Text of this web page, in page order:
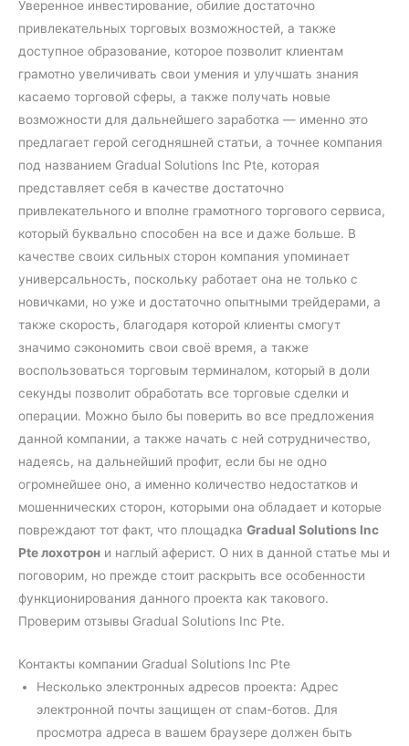
Уверенное инвестирование, обилие достаточно
привлекательных торговых возможностей, а также
доступное образование, которое позволит клиентам
грамотно увеличивать свои умения и улучшать знания
касаемо торговой сферы, а также получать новые
возможности для дальнейшего заработка — именно это
предлагает герой сегодняшней статьи, а точнее компания
под названием Gradual Solutions Inc Pte, которая
представляет себя в качестве достаточно
привлекательного и вполне грамотного торгового сервиса,
который буквально способен на все и даже больше. В
качестве своих сильных сторон компания упоминает
универсальность, поскольку работает она не только с
новичками, но уже и достаточно опытными трейдерами, а
также скорость, благодаря которой клиенты смогут
значимо сэкономить свои своё время, а также
воспользоваться торговым терминалом, который в доли
секунды позволит обработать все торговые сделки и
операции. Можно было бы поверить во все предложения
данной компании, а также начать с ней сотрудничество,
надеясь, на дальнейший профит, если бы не одно
огромнейшее оно, а именно количество недостатков и
мошеннических сторон, которыми она обладает и которые
повреждают тот факт, что площадка Gradual Solutions Inc
Pte лохотрон и наглый аферист. О них в данной статье мы и
поговорим, но прежде стоит раскрыть все особенности
функционирования данного проекта как такового.
Проверим отзывы Gradual Solutions Inc Pte.
Контакты компании Gradual Solutions Inc Pte
Несколько электронных адресов проекта: Адрес
электронной почты защищен от спам-ботов. Для
просмотра адреса в вашем браузере должен быть